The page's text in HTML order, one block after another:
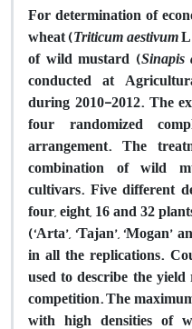
For determination of
wheat (Triticum aestivum
of wild mustard (Sinapis
conducted at
during 2010-2012. The
four randomized
arrangement. The
combination of wild
cultivars. Five different
four, eight, 16 and 32
(‘Arta’, ‘Tajan’,
in all the replications.
used to describe the
competition. The
with high densities of